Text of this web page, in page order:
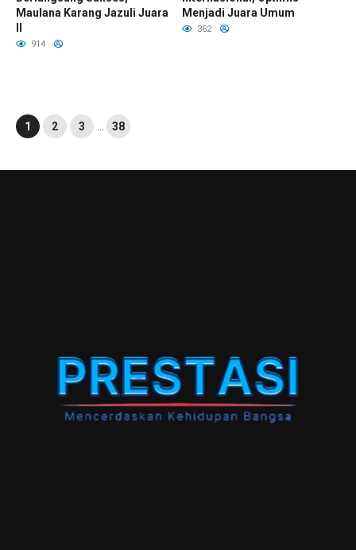
Maulana Karang Jazuli Juara
914
Menjadi Juara Umum
362
1 2 3 38